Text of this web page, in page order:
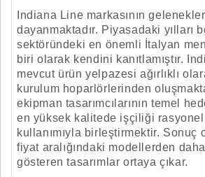
Indiana Line markasının
dayanmaktadır. Piyasadaki yılları
sektöründeki en önemli İtalyan
biri olarak kendini kanıtlamıştır.
mevcut ürün yelpazesi ağırlıklı
kurulum hoparlörlerinden
ekipman tasarımcılarının temel
en yüksek kalitede işçiliği
kullanımıyla birleştirmektir. Sonuç
fiyat aralığındaki modellerden
gösteren tasarımlar ortaya çıkar.